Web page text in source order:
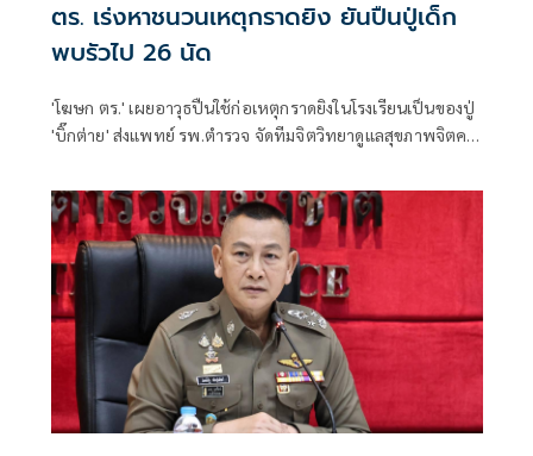
ตร. เร่งหาชนวนเหตุกราดยิง ยันปืนปู่เด็ก
พบรัวไป 26 นัด
'โฆษก ตร.' เผยอาวุธปืนใช้ก่อเหตุกราดยิงในโรงเรียนเป็นของปู่
'บิ๊กต่าย' ส่งแพทย์ รพ.ตำรวจ จัดทีมจิตวิทยาดูแลสุขภาพจิตครู